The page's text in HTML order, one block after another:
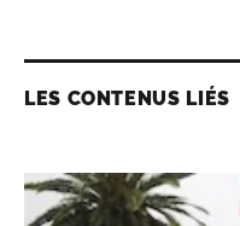
LES CONTENUS LIÉS